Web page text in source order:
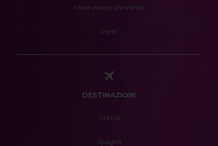
Mare estero d'inverno
Ponti
DESTINAZIONI
Grecia
Spagna